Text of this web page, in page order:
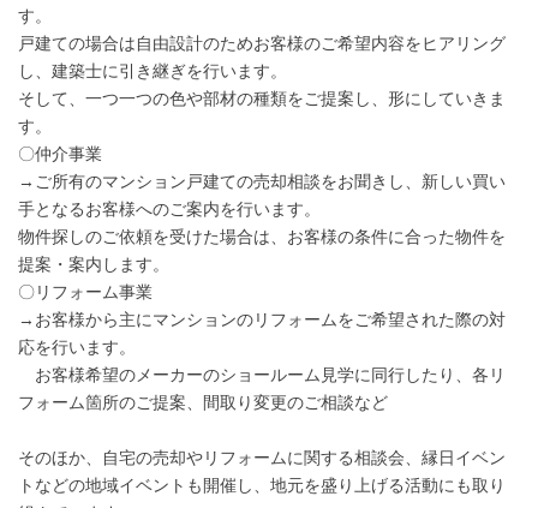
す。
戸建ての場合は自由設計のためお客様のご希望内容をヒアリング
し、建築士に引き継ぎを行います。
そして、一つ一つの色や部材の種類をご提案し、形にしていきま
す。
〇仲介事業
→ご所有のマンション戸建ての売却相談をお聞きし、新しい買い
手となるお客様へのご案内を行います。
物件探しのご依頼を受けた場合は、お客様の条件に合った物件を
提案・案内します。
〇リフォーム事業
→お客様から主にマンションのリフォームをご希望された際の対
応を行います。
お客様希望のメーカーのショールーム見学に同行したり、各リ
フォーム箇所のご提案、間取り変更のご相談など
そのほか、自宅の売却やリフォームに関する相談会、縁日イベン
トなどの地域イベントも開催し、地元を盛り上げる活動にも取り